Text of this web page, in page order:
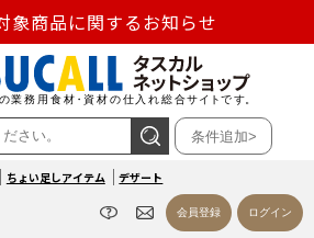
象商品に関するお知らせ
響による商品出荷停止のお知らせ
とする地震の影響によるお荷物のお
け遅延について
条件追加>
ちょい足しアイテム デザート
会員登録 ログイン